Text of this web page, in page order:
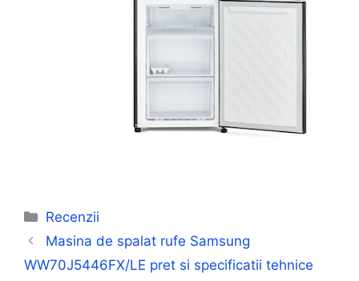
Categorii
Recenzii
Masina de spalat rufe Samsung
WW70J5446FX/LE pret si specificatii tehnice